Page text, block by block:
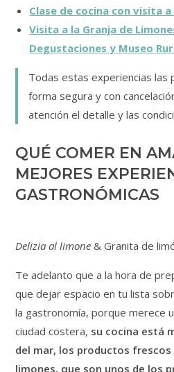
Clase de cocina con visita
Visita a la Granja de
Degustaciones y Museo
Todas estas experiencias las
forma segura y con
atención el detalle y las
QUÉ COMER EN
MEJORES
GASTRONÓMICAS
Delizia al limone & Granita de
Te adelanto que a la hora de
que dejar espacio en tu lista
la gastronomía, porque merece
ciudad costera, su cocina está
del mar, los productos
limones, que son unos de los